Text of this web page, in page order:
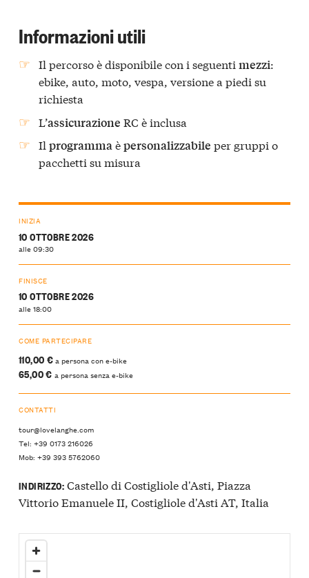
Informazioni utili
Il percorso è disponibile con i seguentimezzi:
ebike, auto, moto, vespa, versione a piedi su
richiesta
L’assicurazione RC è inclusa
Ilprogrammaèpersonalizzabile per gruppi o
pacchetti su misura
INIZIA
10 OTTOBRE 2026
alle 09:30
FINISCE
10 OTTOBRE 2026
alle 18:00
COME PARTECIPARE
110,00 €a persona con e-bike
65,00 € a persona senza e-bike
CONTATTI
tour@lovelanghe.com
Tel: +39 0173 216026
Mob: +39 393 5762060
INDIRIZZO:Castello di Costigliole d'Asti, Piazza
Vittorio Emanuele II, Costigliole d'Asti AT, Italia